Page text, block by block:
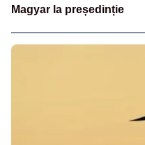
Magyar la președinție